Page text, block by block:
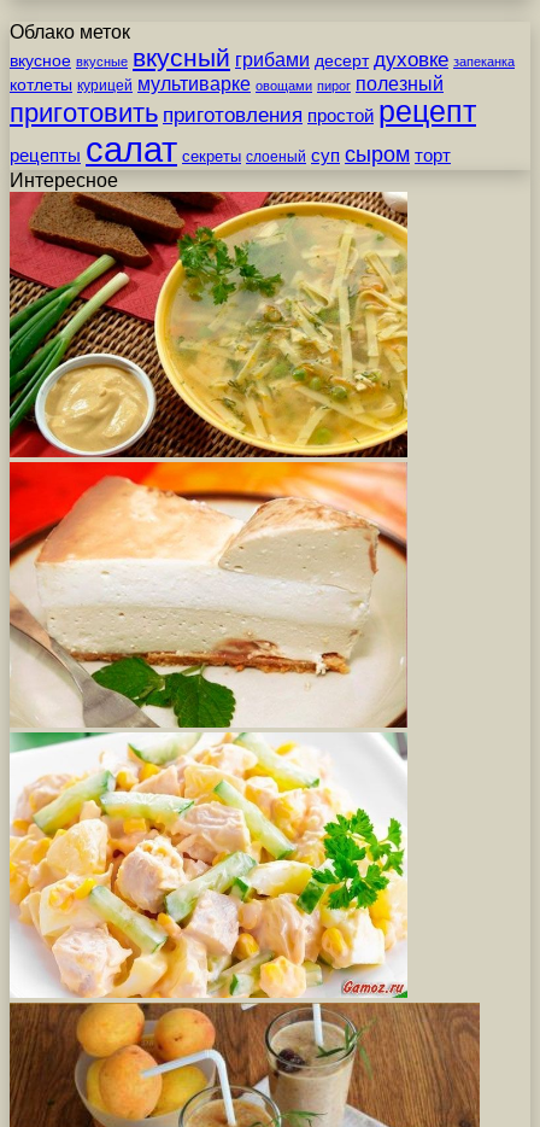
Облако меток
вкусное вкусные вкусный грибами десерт духовке запеканка
котлеты курицей мультиварке овощами пирог полезный
приготовить приготовления простой рецепт
рецепты салат секреты слоеный суп сыром торт
Интересное